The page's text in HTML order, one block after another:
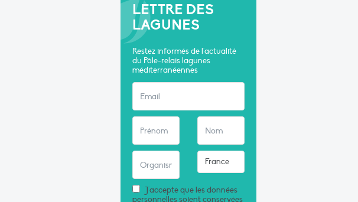
LETTRE DES
LAGUNES
Restez informés de l'actualité
du Pôle-relais lagunes
méditerranéennes
J'accepte que les données
personnelles soient conservées